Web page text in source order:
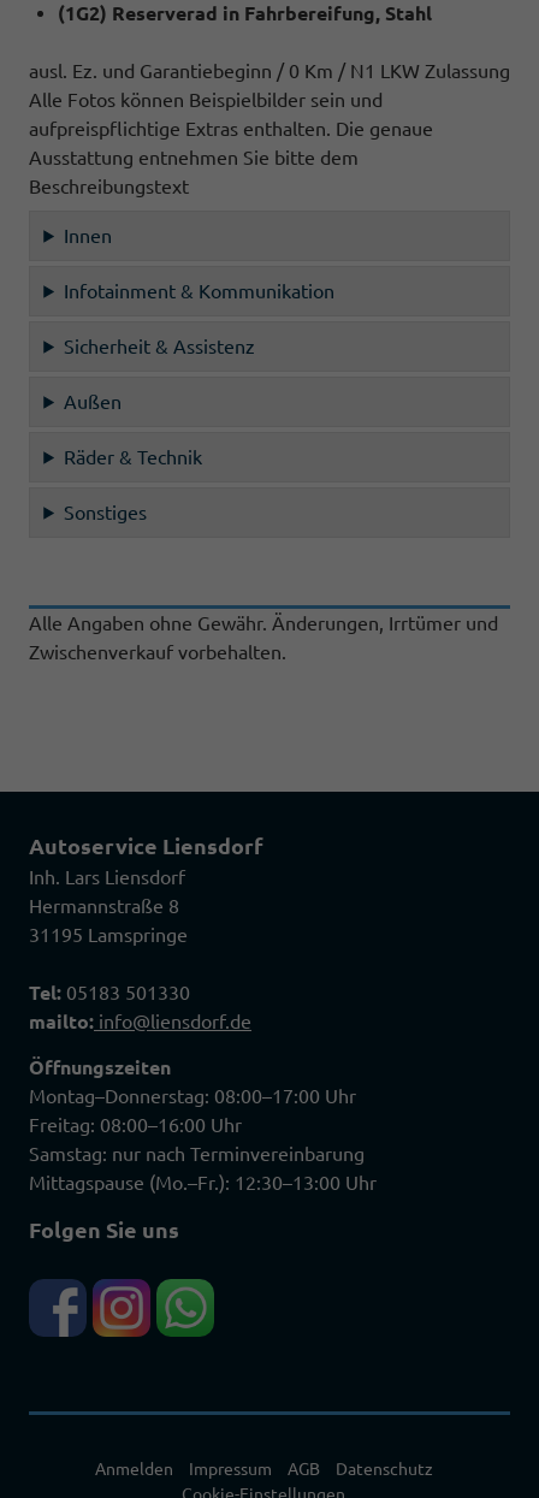
(1G2) Reserverad in Fahrbereifung, Stahl
ausl. Ez. und Garantiebeginn / 0 Km / N1 LKW Zulassung
Alle Fotos können Beispielbilder sein und
aufpreispflichtige Extras enthalten. Die genaue
Ausstattung entnehmen Sie bitte dem
Beschreibungstext
Innen
Infotainment & Kommunikation
Sicherheit & Assistenz
Außen
Räder & Technik
Sonstiges
Alle Angaben ohne Gewähr. Änderungen, Irrtümer und
Zwischenverkauf vorbehalten.
Autoservice Liensdorf
Inh. Lars Liensdorf
Hermannstraße 8
31195 Lamspringe
Tel: 05183 501330
mailto: info@liensdorf.de
Öffnungszeiten
Montag–Donnerstag: 08:00–17:00 Uhr
Freitag: 08:00–16:00 Uhr
Samstag: nur nach Terminvereinbarung
Mittagspause (Mo.–Fr.): 12:30–13:00 Uhr
Folgen Sie uns
Anmelden Impressum AGB
Datenschutz
Cookie-Einstellungen